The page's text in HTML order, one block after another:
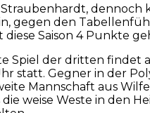
dennoch
gegen den
diese Saison 4 Punkte
Spiel der dritten findet
statt. Gegner in der
Mannschaft aus
weise Weste in den